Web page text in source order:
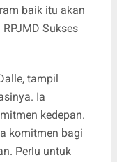
baik itu akan
Sukses
tampil
Ia
kedepan.
komitmen bagi
Perlu untuk